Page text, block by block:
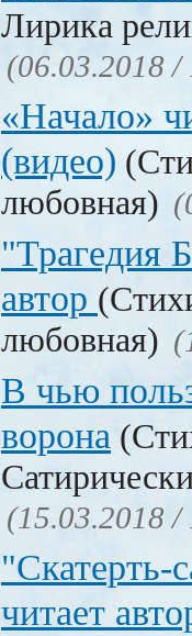
Лирика
(06.03.2018 /
«Начало»
(видео)
любовная)
"Трагедия
автор
любовная)
В чью
ворона
(15.03.2018 /
"Скатерть-
читает